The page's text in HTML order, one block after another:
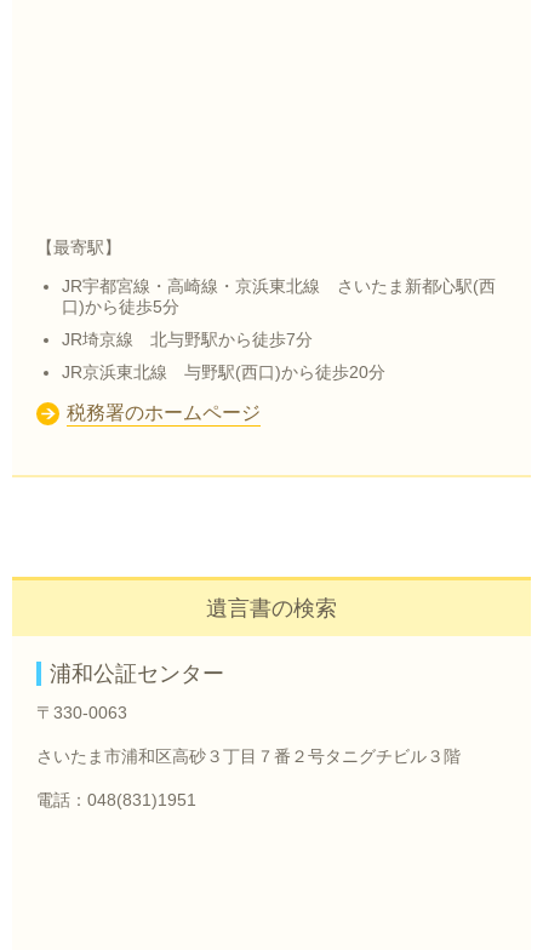
【最寄駅】
JR宇都宮線・高崎線・京浜東北線 さいたま新都心駅(西
口)から徒歩5分
JR埼京線 北与野駅から徒歩7分
JR京浜東北線 与野駅(西口)から徒歩20分
税務署のホームページ
遺言書の検索
浦和公証センター
〒330-0063
さいたま市浦和区高砂３丁目７番２号タニグチビル３階
電話：048(831)1951